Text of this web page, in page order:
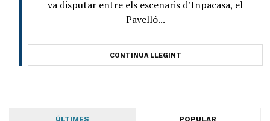
va disputar entre els escenaris d’Inpacasa, el
Pavelló...
CONTINUA LLEGINT
ÚLTIMES POPULAR